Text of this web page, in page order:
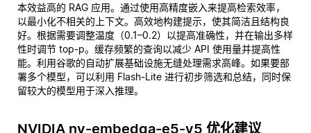
本效益高的 RAG 应用。通过使用高精度嵌入来提高检索效率，
以最小化不相关的上下文。高效地构建提示，使其简洁且结构良
好。根据需要调整温度（0.1–0.2）以提高准确性，并在输出多样
性时调节 top-p。缓存频繁的查询以减少 API 使用量并提高性
能。利用谷歌的自动扩展基础设施无缝处理需求高峰。如果要部
署多个模型，可以利用 Flash-Lite 进行初步筛选和总结，同时保
留较大的模型用于深入推理。
NVIDIA nv-embedqa-e5-v5 优化建议